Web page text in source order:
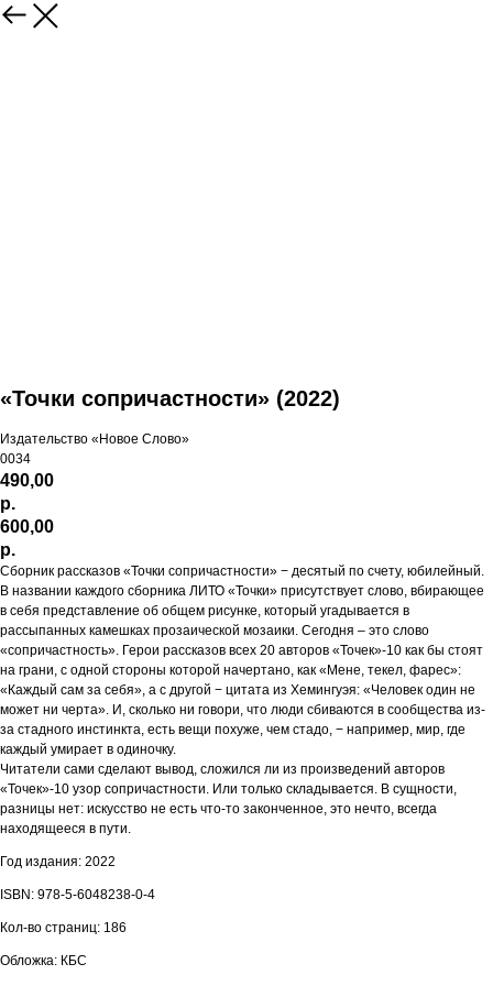
«Точки сопричастности» (2022)
Издательство «Новое Слово»
0034
490,00
р.
600,00
р.
Сборник рассказов «Точки сопричастности» − десятый по счету, юбилейный.
В названии каждого сборника ЛИТО «Точки» присутствует слово, вбирающее
в себя представление об общем рисунке, который угадывается в
рассыпанных камешках прозаической мозаики. Сегодня – это слово
«сопричастность». Герои рассказов всех 20 авторов «Точек»-10 как бы стоят
на грани, с одной стороны которой начертано, как «Мене, текел, фарес»:
«Каждый сам за себя», а с другой − цитата из Хемингуэя: «Человек один не
может ни черта». И, сколько ни говори, что люди сбиваются в сообщества из-
за стадного инстинкта, есть вещи похуже, чем стадо, − например, мир, где
каждый умирает в одиночку.
Читатели сами сделают вывод, сложился ли из произведений авторов
«Точек»-10 узор сопричастности. Или только складывается. В сущности,
разницы нет: искусство не есть что-то законченное, это нечто, всегда
находящееся в пути.
Год издания: 2022
ISBN: 978-5-6048238-0-4
Кол-во страниц: 186
Обложка: КБС